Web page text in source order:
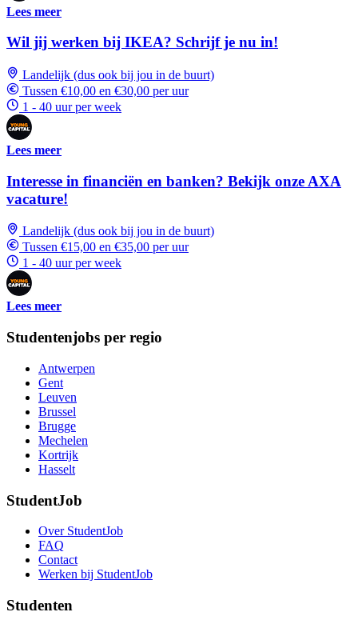
Lees meer
Wil jij werken bij IKEA? Schrijf je nu in!
Landelijk (dus ook bij jou in de buurt)
Tussen €10,00 en €30,00 per uur
1 - 40 uur per week
Lees meer
Interesse in financiën en banken? Bekijk onze AXA
vacature!
Landelijk (dus ook bij jou in de buurt)
Tussen €15,00 en €35,00 per uur
1 - 40 uur per week
Lees meer
Studentenjobs per regio
Antwerpen
Gent
Leuven
Brussel
Brugge
Mechelen
Kortrijk
Hasselt
StudentJob
Over StudentJob
FAQ
Contact
Werken bij StudentJob
Studenten